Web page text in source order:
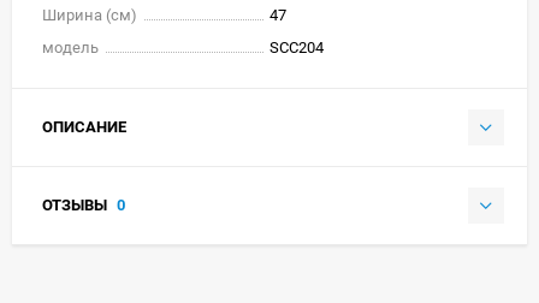
Ширина (см)
47
модель
SCC204
ОПИСАНИЕ
ОТЗЫВЫ 0